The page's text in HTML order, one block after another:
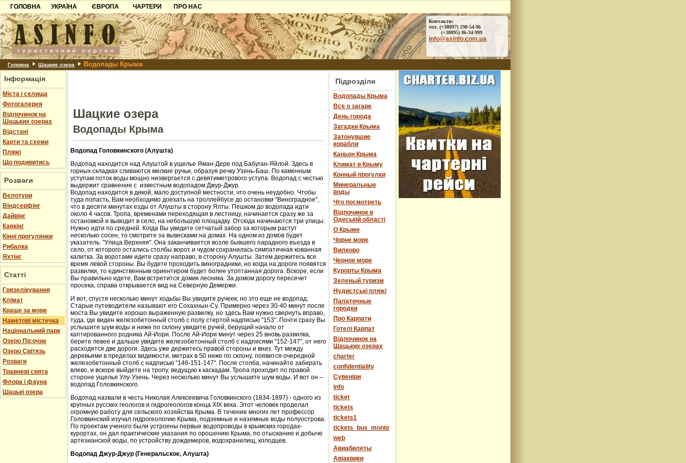
ГОЛОВНА
УКРАЇНА
Карпати
Азов
Причорноморря
Шацьк
ЄВРОПА
Чорногорія
Хорватія
Болгарія
Албанія
ЧАРТЕРИ
ПРО НАС
Контакти
Партнерам
Додати готель
Контакти:
тел. (+38097) 298-54-96
(+38095) 86-34-999
info@asinfo.com.ua
Головна Шацкие озера Водопады Крыма
Інформація
Міста і селища
Фотогалерея
Відпочинок на
Шацьких озерах
Відстані
Карти та схеми
Пляжі
Що подивитись
Розваги
Велотури
Віндсерфінг
Дайвінг
Каякінг
Кінні прогулянки
Рибалка
Яхтінг
Статті
Грязелікування
Клімат
Краще за море
Наметові містечка
Національний парк
Озеро Пісочне
Озеро Світязь
Розваги
Травневі свята
Флора і фауна
Шацькі озера
Шацкие озера
Водопады Крыма
Водопад Головкинского (Алушта)
Водопад находится над Алуштой в ущелье Яман-Дере под Бабуган-Яйлой. Здесь в
горных складках сливаются мелкие ручьи, образуя речку Узень-Баш. По каменным
уступам поток воды мощно низвергается с девятиметрового уступа. Водопад с честью
выдержит сравнение с известным водопадом Джур-Джур.
Водопад находится в дикой, мало доступной местности, что очень неудобно. Чтобы
туда попасть, Вам необходимо доехать на троллейбусе до остановки "Виноградное",
что в десяти минутах езды от Алушты в сторону Ялты. Пешком до водопада идти
около 4 часов. Тропа, временами переходящая в лестницу, начинается сразу же за
остановкой и выводит в село, на небольшую площадку. Отсюда начинаются три улицы.
Нужно идти по средней. Когда Вы увидите сетчатый забор за которым растут
несколько сосен, то смотрите за вывесками на домах. На одном из домов будет
указатель: "Улица Верхняя". Она заканчивается возле бывшего парадного въезда в
село, от которого остались столбы ворот и чудом сохранилась симпатичная кованная
калитка. За воротами идите сразу направо, в сторону Алушты. Затем держитесь все
время левой стороны. Вы будете проходить виноградники, но когда на дороге появятся
развилки, то единственным ориентиром будет более утоптанная дорога. Вскоре, если
Вы правильно идете, Вам встретится домик лесника. За домом дорогу пересечет
просека, справа открывается вид на Северную Демержи.
И вот, спустя несколько минут ходьбы Вы увидите ручеек, но это еще не водопад.
Старые путеводители называют его Сохахнын-Су. Примерно через 30-40 минут после
моста Вы увидите хорошо выраженную развилку, но здесь Вам нужно свернуть вправо,
туда, где виден железобетонный столб с полу стертой надписью "153". Почти сразу Вы
услышите шум воды и ниже по склону увидите ручей, берущий начало от
каптированного родника Ай-Иори. После Ай-Иори минут через 25 вновь развилка,
берите левее и дальше увидите железобетонный столб с надписями "152-147", от него
расходятся две дороги. Здесь уже держитесь правой стороны и вниз. Тут между
деревьями в пределах видимости, метрах в 50 ниже по склону, появится очередной
железобетонный столб с надписью "146-151-147". После столба, начинайте забирать
влево, и вскоре выйдете на тропу, ведущую к каскадам. Тропа проходит по правой
стороне ущелья Улу-Узень. Через несколько минут Вы услышите шум воды. И вот он –
водопад Головкинского.
Водопад назвали в честь Николая Алексеевича Головкинского (1834-1897) - одного из
крупных русских геологов и гидрогеологов конца XIX века. Этот человек проделал
огромную работу для сельского хозяйства Крыма. В течение многих лет профессор
Головкинский изучал гидрогеологию Крыма, подземные и наземные воды полуострова.
По проектам ученого были устроены первые водопроводы в крымских городах-
курортах, он дал практические указания по орошению Крыма, по отысканию и добыче
артезианской воды, по устройству дождемеров, водохранилищ, колодцев.
Водопад Джур-Джур (Генеральское, Алушта)
Підрозділи
Водопады Крыма
Все о загаре
День города
Загадки Крыма
Затонувшие
корабли
Каньон Крыма
Климат в Крыму
Конный прогулки
Минеральные
воды
Что посмотреть
Відпочинок в
Одеській області
О Крыме
Чорне море
Вилково
Черное море
Курорты Крыма
Зеленый туризм
Нудистські пляжі
Палаточные
городки
Про Карпати
Готелі Карпат
Відпочинок на
Шацьких озерах
charter
confidentiality
Cувеніри
info
ticket
tickets
tickets1
tickets_bus_monte
web
Авиабилеты
Авіаквики